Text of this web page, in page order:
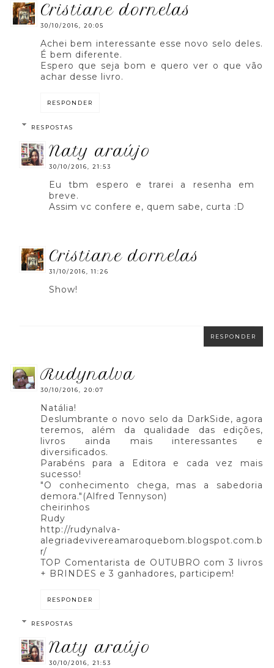
cristiane dornelas
30/10/2016, 20:05
Achei bem interessante esse novo selo deles.
É bem diferente.
Espero que seja bom e quero ver o que vão
achar desse livro.
RESPONDER
RESPOSTAS
naty araújo
30/10/2016, 21:53
Eu tbm espero e trarei a resenha em
breve.
Assim vc confere e, quem sabe, curta :D
cristiane dornelas
31/10/2016, 11:26
Show!
RESPONDER
rudynalva
30/10/2016, 20:07
Natália!
Deslumbrante o novo selo da DarkSide, agora
teremos, além da qualidade das edições,
livros ainda mais interessantes e
diversificados.
Parabéns para a Editora e cada vez mais
sucesso!
"O conhecimento chega, mas a sabedoria
demora."(Alfred Tennyson)
cheirinhos
Rudy
http://rudynalva-
alegriadevivereamaroquebom.blogspot.com.b
r/
TOP Comentarista de OUTUBRO com 3 livros
+ BRINDES e 3 ganhadores, participem!
RESPONDER
RESPOSTAS
naty araújo
30/10/2016, 21:53